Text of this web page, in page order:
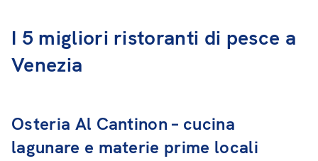
I 5 migliori ristoranti di pesce a
Venezia
Osteria Al Cantinon – cucina
lagunare e materie prime locali